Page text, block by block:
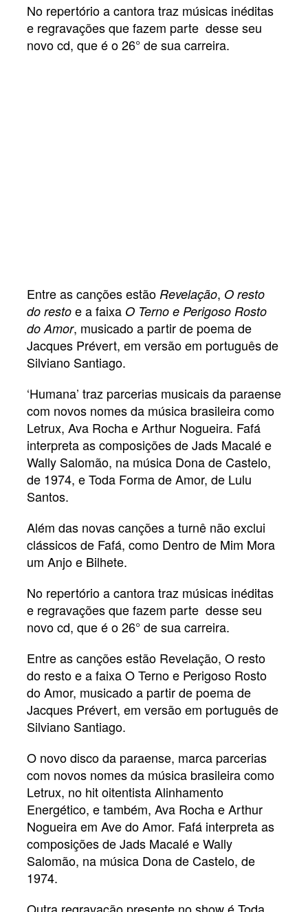
No repertório a cantora traz músicas inéditas
e regravações que fazem parte desse seu
novo cd, que é o 26° de sua carreira.
Entre as canções estão Revelação, O resto
do resto e a faixa O Terno e Perigoso Rosto
do Amor, musicado a partir de poema de
Jacques Prévert, em versão em português de
Silviano Santiago.
‘Humana’ traz parcerias musicais da paraense
com novos nomes da música brasileira como
Letrux, Ava Rocha e Arthur Nogueira. Fafá
interpreta as composições de Jads Macalé e
Wally Salomão, na música Dona de Castelo,
de 1974, e Toda Forma de Amor, de Lulu
Santos.
Além das novas canções a turnê não exclui
clássicos de Fafá, como Dentro de Mim Mora
um Anjo e Bilhete.
No repertório a cantora traz músicas inéditas
e regravações que fazem parte desse seu
novo cd, que é o 26° de sua carreira.
Entre as canções estão Revelação, O resto
do resto e a faixa O Terno e Perigoso Rosto
do Amor, musicado a partir de poema de
Jacques Prévert, em versão em português de
Silviano Santiago.
O novo disco da paraense, marca parcerias
com novos nomes da música brasileira como
Letrux, no hit oitentista Alinhamento
Energético, e também, Ava Rocha e Arthur
Nogueira em Ave do Amor. Fafá interpreta as
composições de Jads Macalé e Wally
Salomão, na música Dona de Castelo, de
1974.
Outra regravação presente no show é Toda